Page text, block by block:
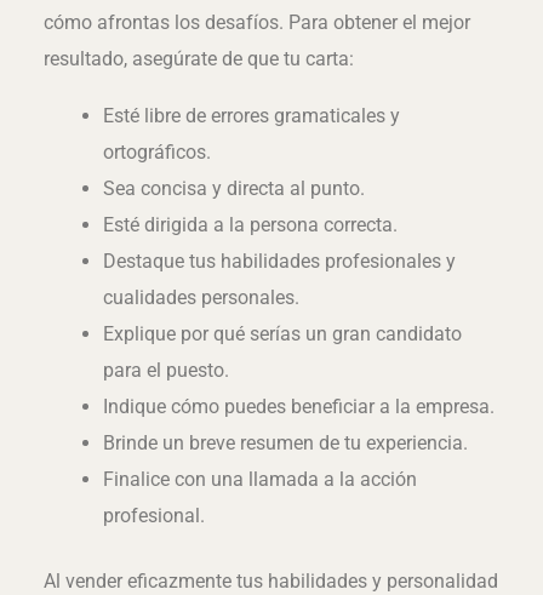
cómo afrontas los desafíos. Para obtener el mejor
resultado, asegúrate de que tu carta:
Esté libre de errores gramaticales y
ortográficos.
Sea concisa y directa al punto.
Esté dirigida a la persona correcta.
Destaque tus habilidades profesionales y
cualidades personales.
Explique por qué serías un gran candidato
para el puesto.
Indique cómo puedes beneficiar a la empresa.
Brinde un breve resumen de tu experiencia.
Finalice con una llamada a la acción
profesional.
Al vender eficazmente tus habilidades y personalidad